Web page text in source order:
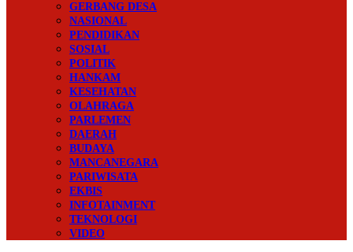
GERBANG DESA
NASIONAL
PENDIDIKAN
SOSIAL
POLITIK
HANKAM
KESEHATAN
OLAHRAGA
PARLEMEN
DAERAH
BUDAYA
MANCANEGARA
PARIWISATA
EKBIS
INFOTAINMENT
TEKNOLOGI
VIDEO